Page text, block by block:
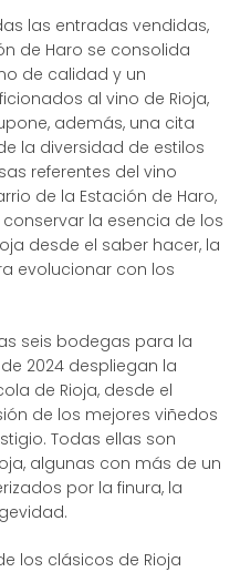
las entradas vendidas,
de Haro se consolida
de calidad y un
al vino de Rioja,
además, una cita
la diversidad de estilos
referentes del vino
de la Estación de Haro,
la esencia de los
desde el saber hacer, la
evolucionar con los
seis bodegas para la
2024 despliegan la
de Rioja, desde el
de los mejores viñedos
Todas ellas son
algunas con más de un
por la finura, la
los clásicos de Rioja